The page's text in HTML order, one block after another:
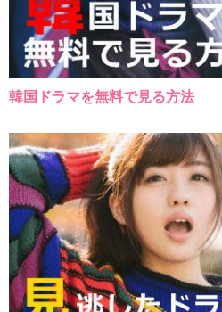
韓国ドラマを無料で見る方法